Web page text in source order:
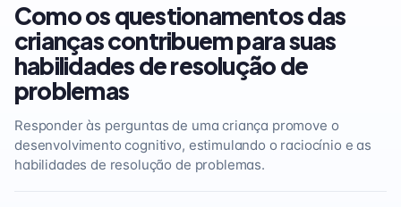
Como os questionamentos das
crianças contribuem para suas
habilidades de resolução de
problemas
Responder às perguntas de uma criança promove o
desenvolvimento cognitivo, estimulando o raciocínio e as
habilidades de resolução de problemas.